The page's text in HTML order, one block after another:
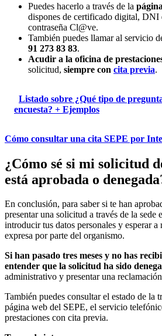
Puedes hacerlo a través de la
dispones de certificado digital, DNI
contraseña Cl@ve.
También puedes llamar al servicio
91 273 83 83.
Acudir a la oficina de
solicitud, siempre con cita previa.
Listado sobre ¿Qué tipo de
encuesta? + Ejemplos
Cómo consultar una cita SEPE por
¿Cómo sé si mi solicitud
está aprobada o
En conclusión, para saber si te han
presentar una solicitud a través de la sede
introducir tus datos personales y esperar
expresa por parte del organismo.
Si han pasado tres meses y no has
entender que la solicitud ha sido
administrativo y presentar una
También puedes consultar el estado de la
página web del SEPE, el servicio
prestaciones con cita previa.